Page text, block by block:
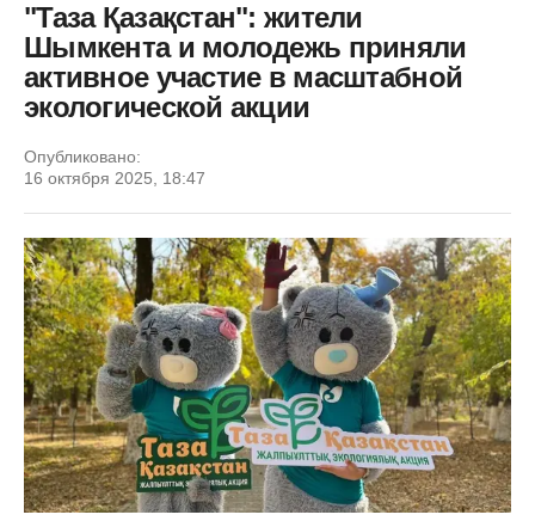
"Таза Қазақстан": жители
Шымкента и молодежь приняли
активное участие в масштабной
экологической акции
Опубликовано:
16 октября 2025, 18:47